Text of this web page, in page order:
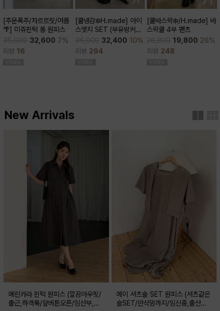
[주문폭주/차르르핏/여름
🌴] 미쥬핀턱 롱 원피스
32,600 7%
리뷰 16
[쿨냉감❄️H.made] 아이
스엣지 SET (부유방커버/
쿨세트/코디활용굿/출근
룩,데일리룩)
32,400 10%
리뷰 294
[쿨바스락❄️/H.made] 바
스락쿨 4부 팬츠
19,800 26%
리뷰 248
New Arrivals
메린카라 핀턱 원피스 (깔끔아우핏/
출근,하객룩/앞버튼오픈/임산부,출
메이 셔츠숄 SET 원피스 (셔츠같은
숄SET/만삭맘까지/임신중,출산후